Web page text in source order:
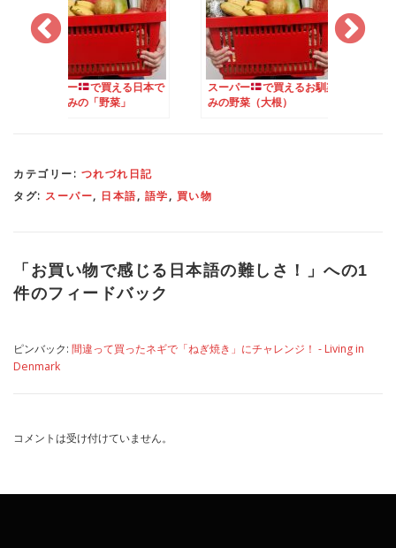
で買える日本で
スーパー
で買えるお馴染
みの野菜（大根）
スーパー
カテゴリー: つれづれ日記
タグ: スーパー, 日本語, 語学, 買い物
「 お買い物で感じる日本語の難しさ！
」への1
件のフィードバック
ピンバック: 間違って買ったネギで「ねぎ焼き」にチャレンジ！ - Living in
Denmark
コメントは受け付けていません。